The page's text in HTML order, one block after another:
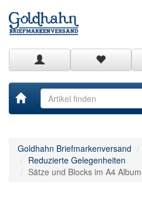
Goldhahn Briefmarkenversand
Reduzierte Gelegenheiten
Sätze und Blocks im A4 Album